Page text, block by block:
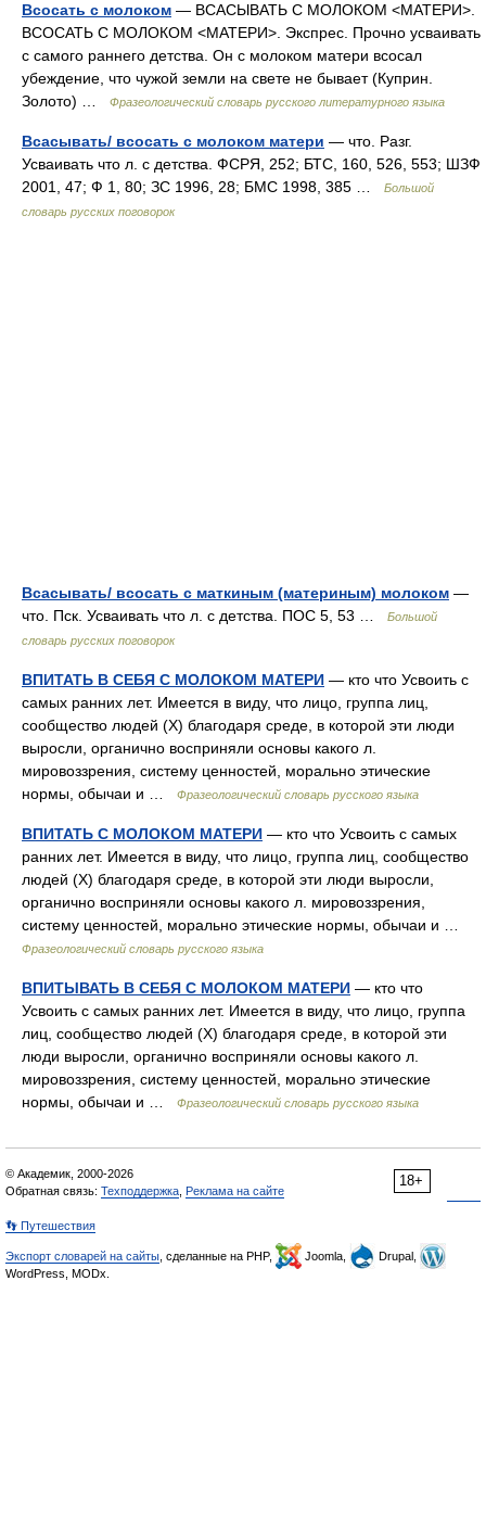
Всосать с молоком — ВСАСЫВАТЬ С МОЛОКОМ <МАТЕРИ>.
ВСОСАТЬ С МОЛОКОМ <МАТЕРИ>. Экспрес. Прочно усваивать
с самого раннего детства. Он с молоком матери всосал
убеждение, что чужой земли на свете не бывает (Куприн.
Золото) …
Фразеологический словарь русского литературного языка
Всасывать/ всосать с молоком матери — что. Разг.
Усваивать что л. с детства. ФСРЯ, 252; БТС, 160, 526, 553; ШЗФ
2001, 47; Ф 1, 80; ЗС 1996, 28; БМС 1998, 385 …
Большой
словарь русских поговорок
Всасывать/ всосать с маткиным (материным) молоком —
что. Пск. Усваивать что л. с детства. ПОС 5, 53 …
Большой
словарь русских поговорок
ВПИТАТЬ В СЕБЯ С МОЛОКОМ МАТЕРИ — кто что Усвоить с
самых ранних лет. Имеется в виду, что лицо, группа лиц,
сообщество людей (Х) благодаря среде, в которой эти люди
выросли, органично восприняли основы какого л.
мировоззрения, систему ценностей, морально этические
нормы, обычаи и …
Фразеологический словарь русского языка
ВПИТАТЬ С МОЛОКОМ МАТЕРИ — кто что Усвоить с самых
ранних лет. Имеется в виду, что лицо, группа лиц, сообщество
людей (Х) благодаря среде, в которой эти люди выросли,
органично восприняли основы какого л. мировоззрения,
систему ценностей, морально этические нормы, обычаи и …
Фразеологический словарь русского языка
ВПИТЫВАТЬ В СЕБЯ С МОЛОКОМ МАТЕРИ — кто что
Усвоить с самых ранних лет. Имеется в виду, что лицо, группа
лиц, сообщество людей (Х) благодаря среде, в которой эти
люди выросли, органично восприняли основы какого л.
мировоззрения, систему ценностей, морально этические
нормы, обычаи и …
Фразеологический словарь русского языка
18+
© Академик, 2000-2026
Обратная связь: Техподдержка Реклама на сайте
👣 Путешествия
Экспорт словарей на сайты , сделанные на PHP, Joomla,
Drupal,
WordPress, MODx.